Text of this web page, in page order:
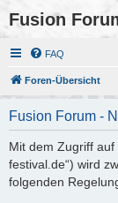
Fusion
FAQ
Foren-Übersicht
Fusion Forum -
Mit dem Zugriff auf
festival.de“) wird
folgenden